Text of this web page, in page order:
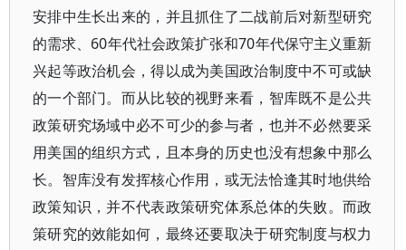
安排中生长出来的，并且抓住了二战前后对新型研究
的需求、60年代社会政策扩张和70年代保守主义重新
兴起等政治机会，得以成为美国政治制度中不可或缺
的一个部门。而从比较的视野来看，智库既不是公共
政策研究场域中必不可少的参与者，也并不必然要采
用美国的组织方式，且本身的历史也没有想象中那么
长。智库没有发挥核心作用，或无法恰逢其时地供给
政策知识，并不代表政策研究体系总体的失败。而政
策研究的效能如何，最终还要取决于研究制度与权力